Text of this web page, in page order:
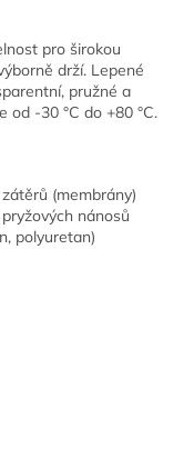
pro širokou
drží. Lepené
pružné a
od -30 °C do +80 °C.
(membrány)
nánosů
polyuretan)